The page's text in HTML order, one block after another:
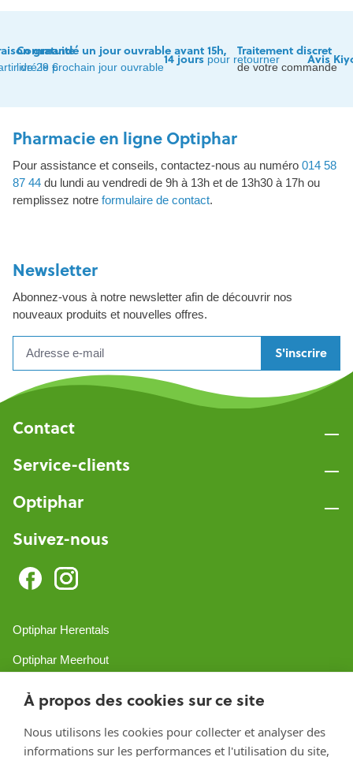
À propos des cookies sur ce site
Nous utilisons les cookies pour collecter et analyser des
informations sur les performances et l'utilisation du site,
gratuite
de 29 €
Commandé un jour ouvrable avant 15h,
livré le prochain jour ouvrable
14 jourspour retourner
Traitement discret
de votre commande
Avis
Pharmacie en ligne Optiphar
Pour assistance et conseils, contactez-nous au numéro 014 58
87 44 du lundi au vendredi de 9h à 13h et de 13h30 à 17h ou
remplissez notre formulaire de contact.
Newsletter
Abonnez-vous à notre newsletter afin de découvrir nos
nouveaux produits et nouvelles offres.
S'inscrire
Contact
Service-clients
Optiphar
Suivez-nous
Optiphar Herentals
Optiphar Meerhout
Optiphar Geel - Dr. van de Perrestraat
Optiphar Turnhout